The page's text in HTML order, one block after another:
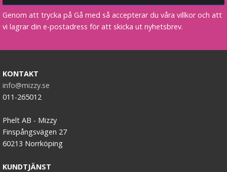
Genom att trycka på Gå med så accepterar du våra villkor och att
vi lagrar din e-postadress för att skicka ut nyhetsbrev.
KONTAKT
info@mizzy.se
011-265012
Phelt AB - Mizzy
Finspångsvägen 27
60213 Norrköping
KUNDTJÄNST